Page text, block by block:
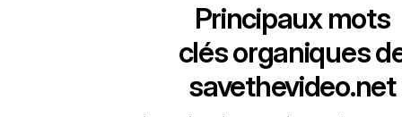
Principaux mots
clés organiques
savethevideo.net